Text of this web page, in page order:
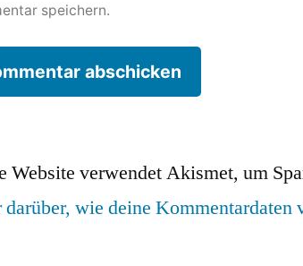
speichern.
Website verwendet Akismet, um
darüber, wie deine Kommentardaten